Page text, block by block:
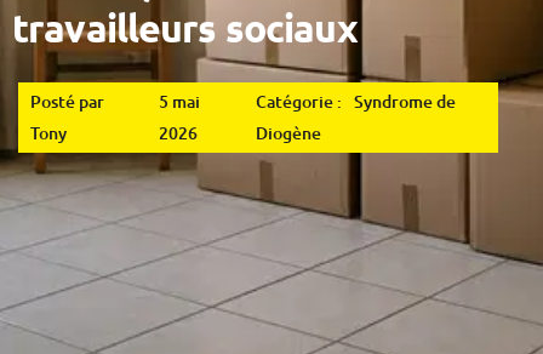
travailleurs sociaux
Posté par
Tony
5 mai
2026
Catégorie : Syndrome de
Diogène